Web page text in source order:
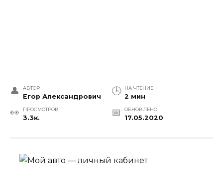
АВТОР
Егор Александрович
НА ЧТЕНИЕ
2 мин
ПРОСМОТРОВ
3.3к.
ОБНОВЛЕНО
17.05.2020